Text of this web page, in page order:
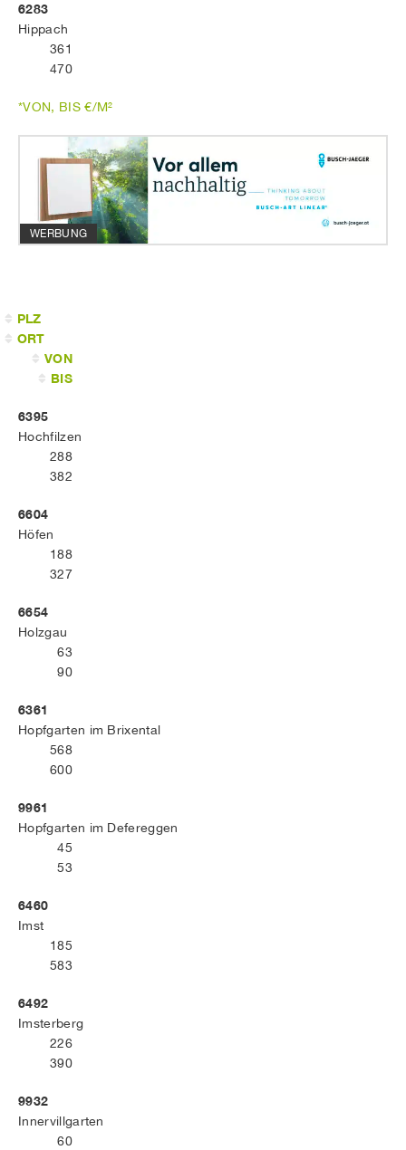
6283
Hippach
361
470
*VON, BIS €/M²
WERBUNG
PLZ
ORT
VON
BIS
6395
Hochfilzen
288
382
6604
Höfen
188
327
6654
Holzgau
63
90
6361
Hopfgarten im Brixental
568
600
9961
Hopfgarten im Defereggen
45
53
6460
Imst
185
583
6492
Imsterberg
226
390
9932
Innervillgarten
60